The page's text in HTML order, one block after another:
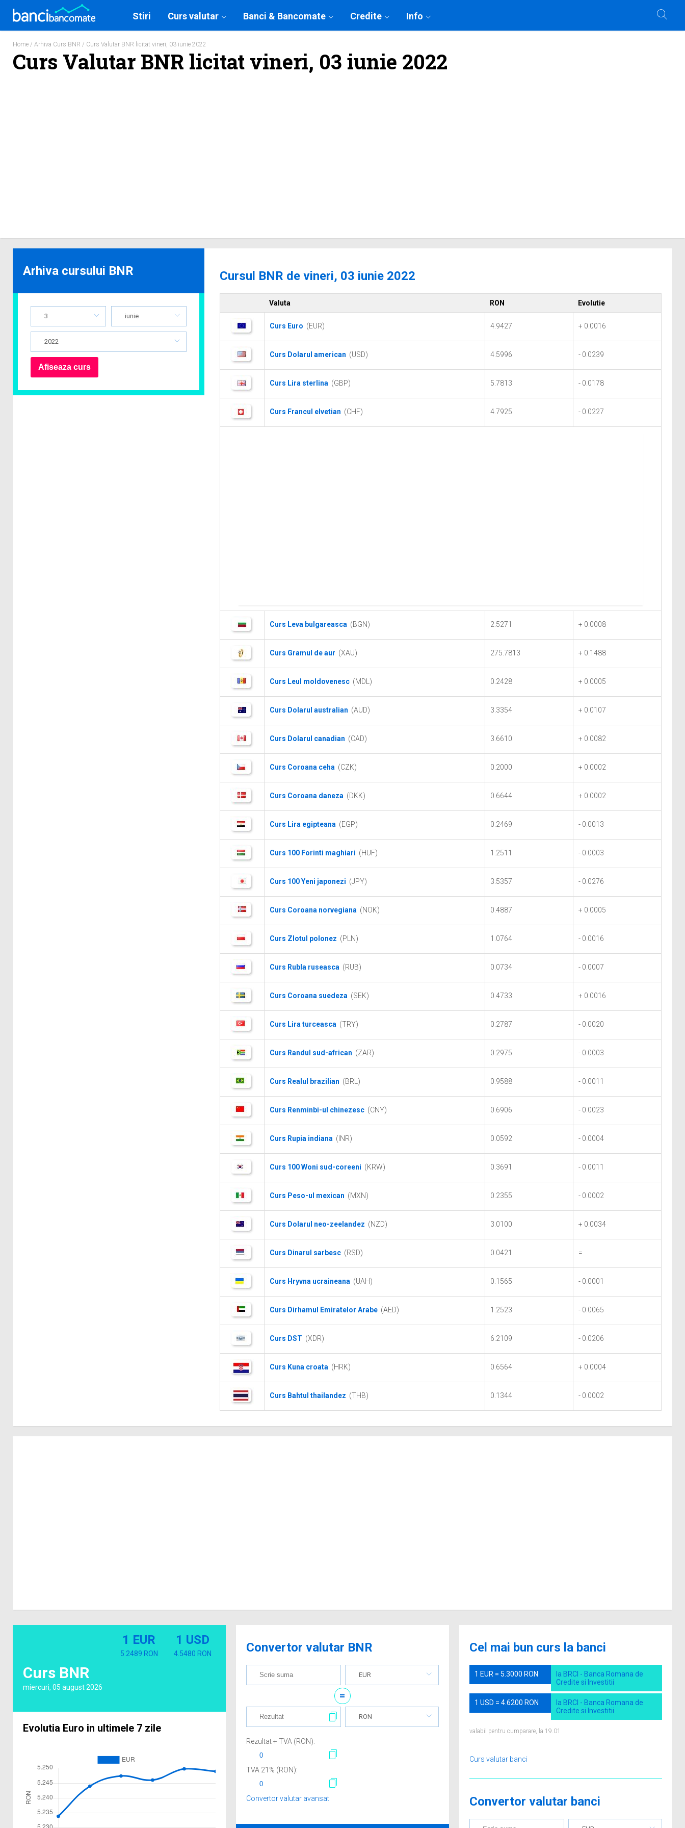
Stiri Curs valutar Banci & Bancomate Credite Info
Home / Arhiva Curs BNR / Curs Valutar BNR licitat vineri, 03 iunie 2022
Curs Valutar BNR licitat vineri, 03 iunie 2022
Cursul BNR de vineri, 03 iunie 2022
Valuta RON Evolutie
Curs Euro (EUR) 4.9427 + 0.0016
Curs Dolarul american (USD) 4.5996 - 0.0239
Curs Lira sterlina (GBP) 5.7813 - 0.0178
Curs Francul elvetian (CHF) 4.7925 - 0.0227
Curs Leva bulgareasca (BGN) 2.5271 + 0.0008
Curs Gramul de aur (XAU) 275.7813 + 0.1488
Curs Leul moldovenesc (MDL) 0.2428 + 0.0005
Curs Dolarul australian (AUD) 3.3354 + 0.0107
Curs Dolarul canadian (CAD) 3.6610 + 0.0082
Curs Coroana ceha (CZK) 0.2000 + 0.0002
Curs Coroana daneza (DKK) 0.6644 + 0.0002
Curs Lira egipteana (EGP) 0.2469 - 0.0013
Curs 100 Forinti maghiari (HUF) 1.2511 - 0.0003
Curs 100 Yeni japonezi (JPY) 3.5357 - 0.0276
Curs Coroana norvegiana (NOK) 0.4887 + 0.0005
Curs Zlotul polonez (PLN) 1.0764 - 0.0016
Curs Rubla ruseasca (RUB) 0.0734 - 0.0007
Curs Coroana suedeza (SEK) 0.4733 + 0.0016
Curs Lira turceasca (TRY) 0.2787 - 0.0020
Curs Randul sud-african (ZAR) 0.2975 - 0.0003
Curs Realul brazilian (BRL) 0.9588 - 0.0011
Curs Renminbi-ul chinezesc (CNY) 0.6906 - 0.0023
Curs Rupia indiana (INR) 0.0592 - 0.0004
Curs 100 Woni sud-coreeni (KRW) 0.3691 - 0.0011
Curs Peso-ul mexican (MXN) 0.2355 - 0.0002
Curs Dolarul neo-zeelandez (NZD) 3.0100 + 0.0034
Curs Dinarul sarbesc (RSD) 0.0421 =
Curs Hryvna ucraineana (UAH) 0.1565 - 0.0001
Curs Dirhamul Emiratelor Arabe (AED) 1.2523 - 0.0065
Curs DST (XDR) 6.2109 - 0.0206
Curs Kuna croata (HRK) 0.6564 + 0.0004
Curs Bahtul thailandez (THB) 0.1344 - 0.0002
Arhiva cursului BNR
3 iunie
2022
Curs BNR
miercuri, 05 august 2026
1 EUR
5.2489 RON
1 USD
4.5480 RON
Evolutia Euro in ultimele 7 zile
Convertor valutar BNR
EUR
=
RON
Rezultat + TVA (RON):
TVA 21 % (RON):
Convertor valutar avansat
Cel mai bun curs la banci
1 EUR = 5.3000 RON
la BRCI - Banca Romana de
Credite si Investitii
1 USD = 4.6200 RON
la BRCI - Banca Romana de
Credite si Investitii
valabil pentru cumparare, la 19.01
Curs valutar banci
Convertor valutar banci